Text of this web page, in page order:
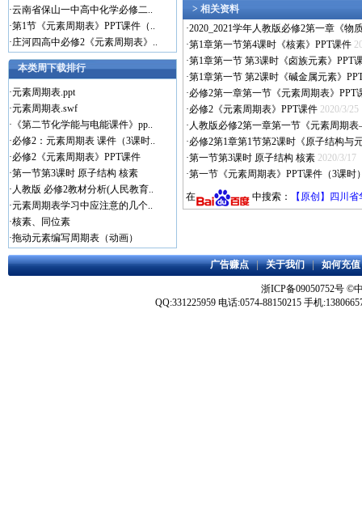
·云南省保山一中高中化学必修二..
·第1节《元素周期表》PPT课件（..
·庄河四高中必修2《元素周期表》..
本类周下载排行
·元素周期表.ppt
·元素周期表.swf
· 《第二节化学能与电能课件》pp..
·必修2：元素周期表 课件（3课时..
·必修2《元素周期表》PPT课件
·第一节第3课时 原子结构 核素
· 人教版 必修2教材分析(人民教育..
·元素周期表学习中应注意的几个..
·核素、同位素
·拖动元素编写周期表（动画）
> 相关资料
·2020_2021学年人教版必修2第一章《物
·第1章第一节第4课时《核素》PPT课件
·第1章第一节 第3课时《卤族元素》PPT
·第1章第一节 第2课时《碱金属元素》
·必修2第一章第一节《元素周期表》PPT
·必修2《元素周期表》PPT课件 2020/3/25
· 人教版必修2第一章第一节《元素周期
·必修2第1章第1节第2课时《原子结构与
·第一节第3课时 原子结构 核素 2020/3/17
·第一节《元素周期表》PPT课件（3课时
在
中搜索： 【原创】四川
广告赚点|关于我们|如何充值
浙ICP备09050752号 ©
QQ:331225959 电话:0574-88150215 手机